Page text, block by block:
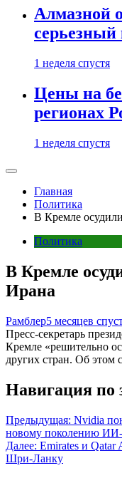
Алмазной
серьезный
1 неделя спустя
Цены на
регионах
1 неделя спустя
Главная
Политика
В Кремле
Политика
В Кремле
Ирана
Рамблер5 месяцев
Пресс-секретарь
Кремле «решительно
других стран. Об
Навигация по
Предыдущая: Nvidia
новому поколению ИИ-
Далее: Emirates и Qatar
Шри-Ланку